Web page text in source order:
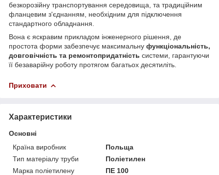
безкорозійну транспортування середовища, та традиційним
фланцевим з'єднанням, необхідним для підключення
стандартного обладнання.
Вона є яскравим прикладом інженерного рішення, де
простота форми забезпечує максимальну функціональність,
довговічність та ремонтопридатність системи, гарантуючи
її безаварійну роботу протягом багатьох десятиліть.
Приховати
Характеристики
Основні
Країна виробник
Польща
Тип матеріалу труби
Поліетилен
Марка поліетилену
ПЕ 100